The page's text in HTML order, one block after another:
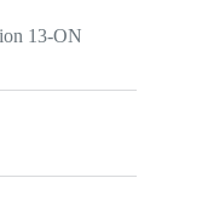
13-ON